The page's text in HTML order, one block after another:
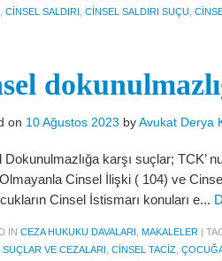
CINSEL SALDIRI CINSEL SALDIRI SUÇU
on 10 Ağustos 2023 byAvukat Derya
Dokunulmazlığa karşı suçlar; TCK’
Cinsel İlişki ( 104) ve
Cinsel İstismarı konuları e...
IN CEZA HUKUKU DAVALARI MAKALELER |
SUÇLAR VE CEZALARI CINSEL TACIZ